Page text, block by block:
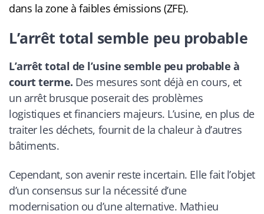
dans la zone à faibles émissions (ZFE).
L’arrêt total semble peu probable
L’arrêt total de l’usine semble peu probable à
court terme. Des mesures sont déjà en cours, et
un arrêt brusque poserait des problèmes
logistiques et financiers majeurs. L’usine, en plus de
traiter les déchets, fournit de la chaleur à d’autres
bâtiments.
Cependant, son avenir reste incertain. Elle fait l’objet
d’un consensus sur la nécessité d’une
modernisation ou d’une alternative. Mathieu